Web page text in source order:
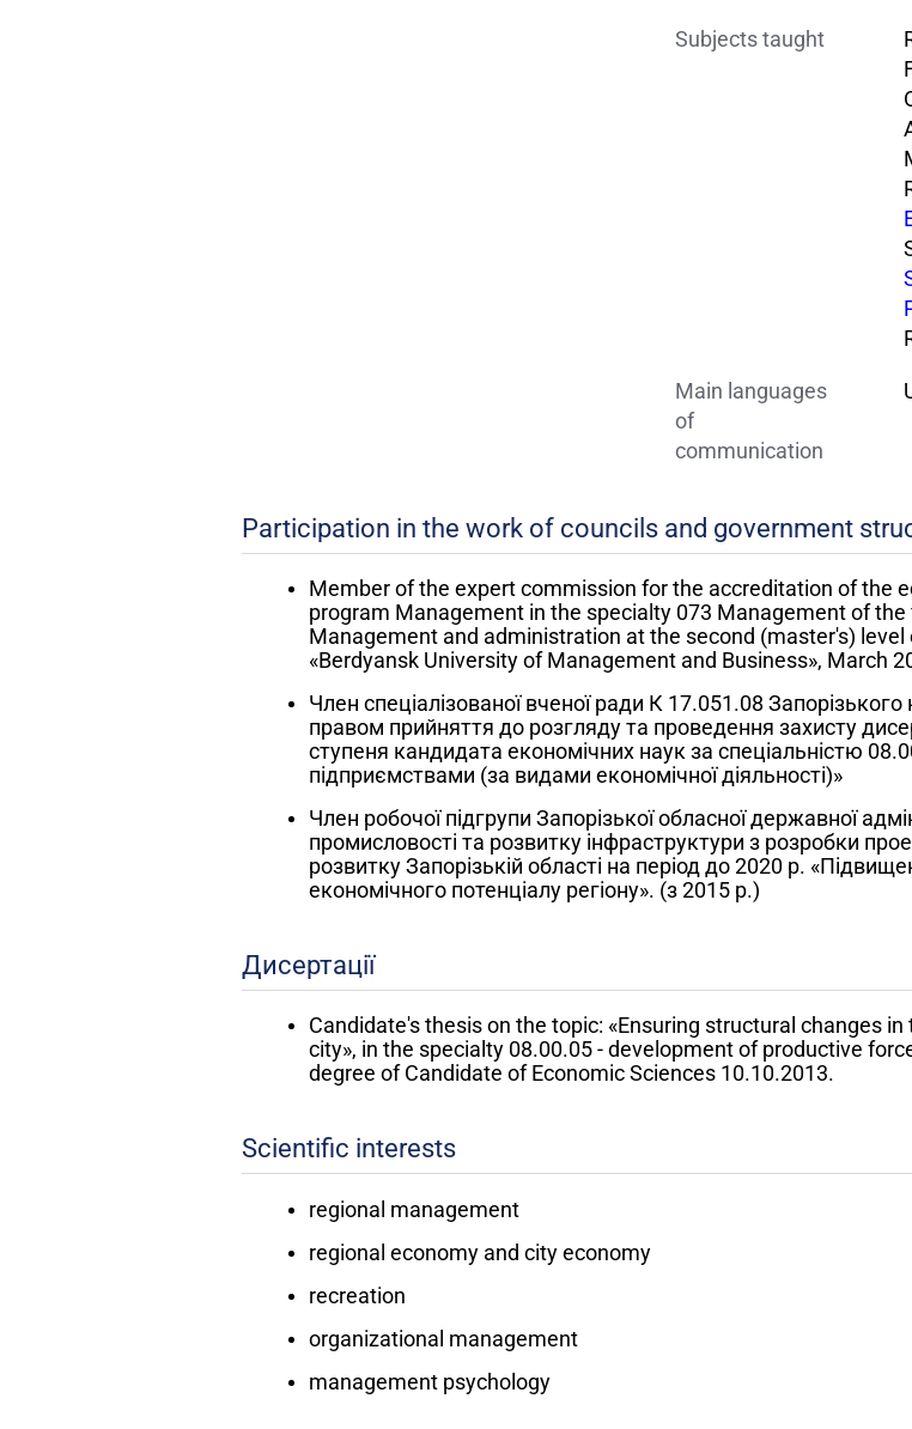
Subjects taught
Main languages
of
communication
Participation in the work of councils and government
Member of the expert commission for the accreditation of the
program Management in the specialty 073 Management of
Management and administration at the second (master's) level
«Berdyansk University of Management and Business», March
Член спеціалізованої вченої ради К 17.051.08 Запорізького
правом прийняття до розгляду та проведення захисту
ступеня кандидата економічних наук за спеціальністю
підприємствами (за видами економічної діяльності)»
Член робочої підгрупи Запорізької обласної державної
промисловості та розвитку інфраструктури з розробки
розвитку Запорізькій області на період до 2020 р.
економічного потенціалу регіону». (з 2015 р.)
Дисертації
Candidate's thesis on the topic: «Ensuring structural changes
city», in the specialty 08.00.05 - development of productive
degree of Candidate of Economic Sciences 10.10.2013.
Scientific interests
regional management
regional economy and city economy
recreation
organizational management
management psychology